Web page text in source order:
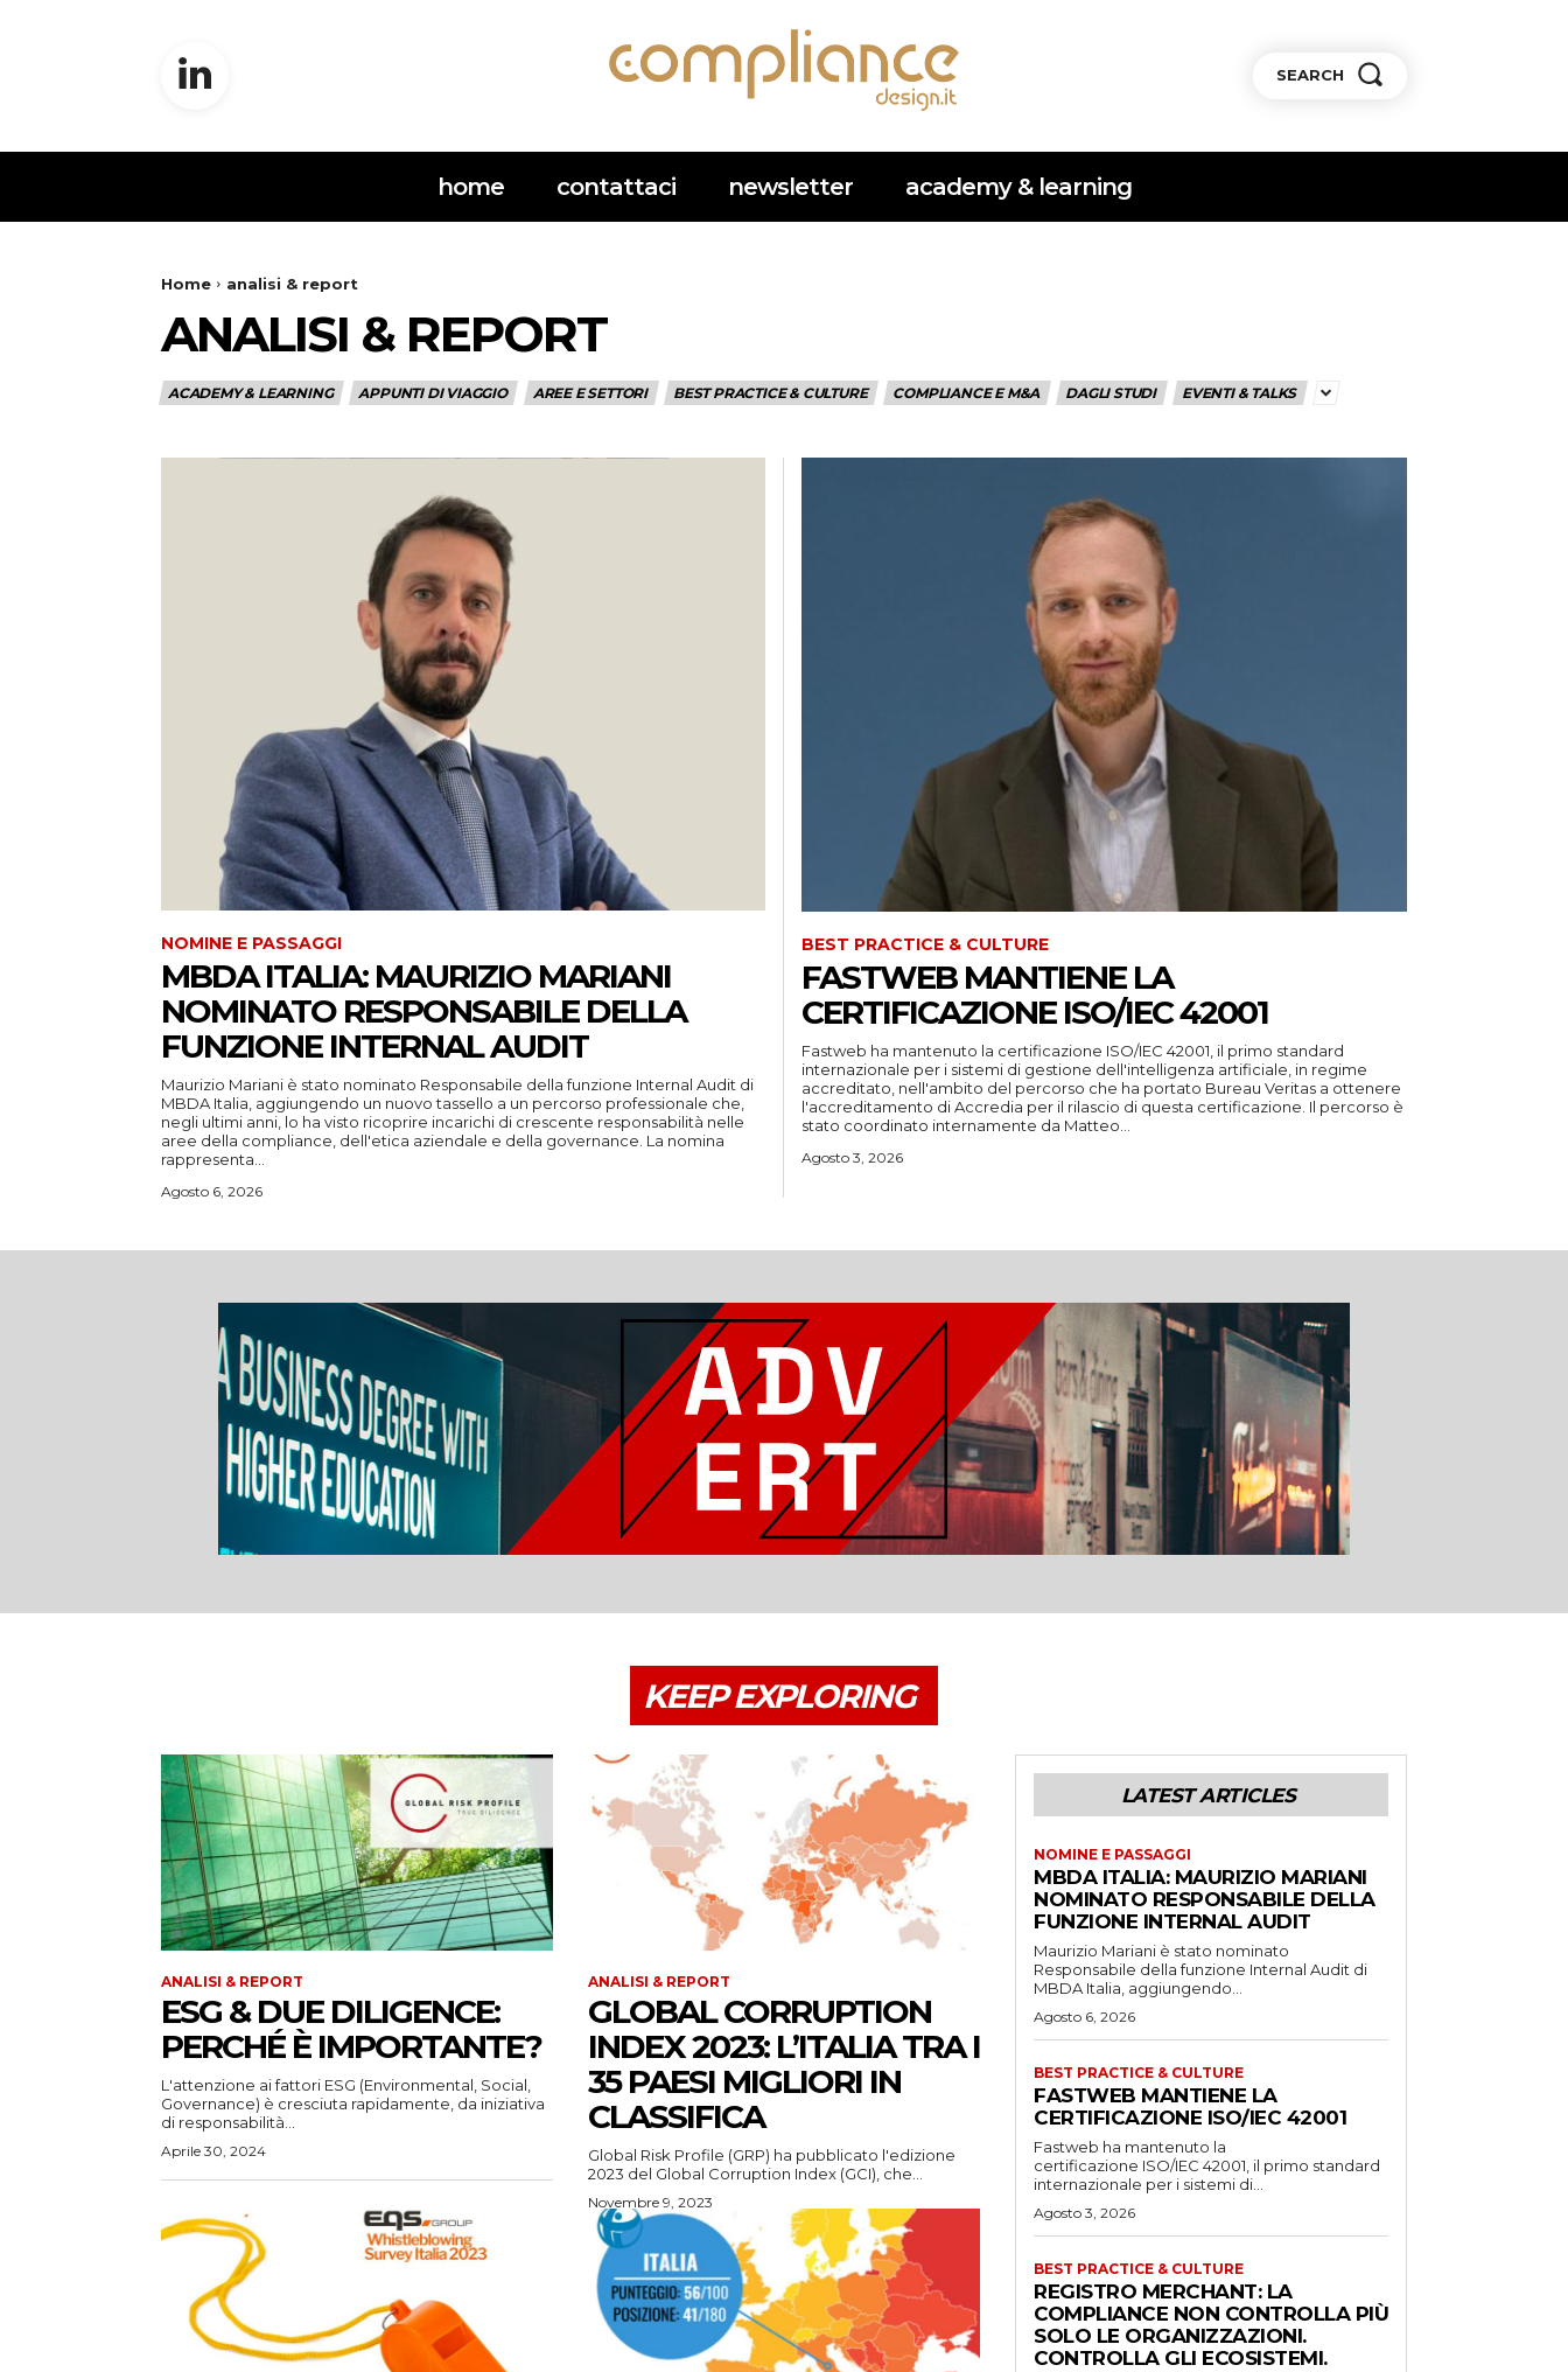
SEARCH
home contattaci newsletter academy & learning
Home analisi & report
ANALISI & REPORT
ACADEMY & LEARNING APPUNTI DI VIAGGIO AREE E SETTORI BEST PRACTICE & CULTURE COMPLIANCE E M&A DAGLI STUDI EVENTI & TALKS
NOMINE E PASSAGGI
MBDA ITALIA: MAURIZIO MARIANI
NOMINATO RESPONSABILE DELLA
FUNZIONE INTERNAL AUDIT
Maurizio Mariani è stato nominato Responsabile della funzione Internal Audit di
MBDA Italia, aggiungendo un nuovo tassello a un percorso professionale che,
negli ultimi anni, lo ha visto ricoprire incarichi di crescente responsabilità nelle
aree della compliance, dell'etica aziendale e della governance. La nomina
rappresenta...
Agosto 6, 2026
BEST PRACTICE & CULTURE
FASTWEB MANTIENE LA
CERTIFICAZIONE ISO/IEC 42001
Fastweb ha mantenuto la certificazione ISO/IEC 42001, il primo standard
internazionale per i sistemi di gestione dell'intelligenza artificiale, in regime
accreditato, nell'ambito del percorso che ha portato Bureau Veritas a ottenere
l'accreditamento di Accredia per il rilascio di questa certificazione. Il percorso è
stato coordinato internamente da Matteo...
Agosto 3, 2026
KEEP EXPLORING
ANALISI & REPORT
ESG & DUE DILIGENCE:
PERCHÉ È IMPORTANTE?
L'attenzione ai fattori ESG (Environmental, Social,
Governance) è cresciuta rapidamente, da iniziativa
di responsabilità...
Aprile 30, 2024
ANALISI & REPORT
GLOBAL CORRUPTION
INDEX 2023: L’ITALIA TRA I
35 PAESI MIGLIORI IN
CLASSIFICA
Global Risk Profile (GRP) ha pubblicato l'edizione
2023 del Global Corruption Index (GCI), che...
Novembre 9, 2023
LATEST ARTICLES
NOMINE E PASSAGGI
MBDA ITALIA: MAURIZIO MARIANI
NOMINATO RESPONSABILE DELLA
FUNZIONE INTERNAL AUDIT
Maurizio Mariani è stato nominato
Responsabile della funzione Internal Audit di
MBDA Italia, aggiungendo...
Agosto 6, 2026
BEST PRACTICE & CULTURE
FASTWEB MANTIENE LA
CERTIFICAZIONE ISO/IEC 42001
Fastweb ha mantenuto la
certificazione ISO/IEC 42001, il primo standard
internazionale per i sistemi di...
Agosto 3, 2026
BEST PRACTICE & CULTURE
REGISTRO MERCHANT: LA
COMPLIANCE NON CONTROLLA PIÙ
SOLO LE ORGANIZZAZIONI.
CONTROLLA GLI ECOSISTEMI.